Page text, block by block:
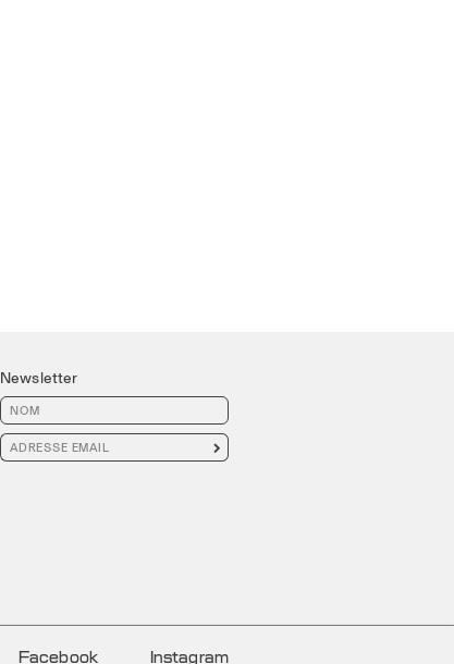
Newsletter

Facebook Instagram